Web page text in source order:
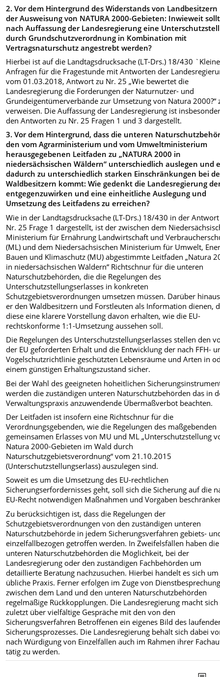
2. Vor dem Hintergrund des Widerstands von Landbesitzern
der Ausweisung von NATURA 2000-Gebieten: Inwieweit
nach Auffassung der Landesregierung eine
durch Grundschutzverordnung in Kombination mit
Vertragsnaturschutz angestrebt werden?
Hierbei ist auf die Landtagsdrucksache (LT-Drs.) 18/430 `Kleine
Anfragen für die Fragestunde mit Antworten der
vom 01.03.2018, Antwort zu Nr. 25 „Wie bewertet die
Landesregierung die Forderungen der Naturnutzer- und
Grundeigentümerverbände zur Umsetzung von Natura 2000?“
verweisen. Die Auffassung der Landesregierung ist
den Antworten zu Nr. 25 Fragen 1 und 3 dargestellt.
3. Vor dem Hintergrund, dass die unteren
den vom Agrarministerium und vom Umweltministerium
herausgegebenen Leitfaden zu „NATURA 2000 in
niedersächsischen Wäldern“ unterschiedlich auslegen und
dadurch zu unterschiedlich starken Einschränkungen bei
Waldbesitzern kommt: Wie gedenkt die Landesregierung
entgegenzuwirken und eine einheitliche Auslegung und
Umsetzung des Leitfadens zu erreichen?
Wie in der Landtagsdrucksache (LT-Drs.) 18/430 in der
Nr. 25 Frage 1 dargestellt, ist der zwischen dem
Ministerium für Ernährung Landwirtschaft und
(ML) und dem Niedersächsischen Ministerium für Umwelt,
Bauen und Klimaschutz (MU) abgestimmte Leitfaden „Natura
in niedersächsischen Wäldern“ Richtschnur für die unteren
Naturschutzbehörden, die die Regelungen des
Unterschutzstellungserlasses in konkreten
Schutzgebietsverordnungen umsetzen müssen. Darüber
er den Waldbesitzern und Forstleuten als Information dienen,
diese eine klarere Vorstellung davon erhalten, wie die EU-
rechtskonforme 1:1-Umsetzung aussehen soll.
Die Regelungen des Unterschutzstellungserlasses stellen den
der EU geforderten Erhalt und die Entwicklung der nach FFH-
Vogelschutzrichtlinie geschützten Lebensräume und Arten in
einem günstigen Erhaltungszustand sicher.
Bei der Wahl des geeigneten hoheitlichen
werden die zuständigen unteren Naturschutzbehörden das in
Verwaltungspraxis anzuwendende Übermaßverbot beachten.
Der Leitfaden ist insofern eine Richtschnur für die
Verordnungsgebenden, wie die Regelungen des maßgebenden
gemeinsamen Erlasses von MU und ML „Unterschutzstellung
Natura 2000-Gebieten im Wald durch
Naturschutzgebietsverordnung“ vom 21.10.2015
(Unterschutzstellungserlass) auszulegen sind.
Soweit es um die Umsetzung des EU-rechtlichen
Sicherungserfordernisses geht, soll sich die Sicherung auf die
EU-Recht notwendigen Maßnahmen und Vorgaben
Zu berücksichtigen ist, dass die Regelungen der
Schutzgebietsverordnungen von den zuständigen unteren
Naturschutzbehörde in jedem Sicherungsverfahren gebiets-
einzelfallbezogen getroffen werden. In Zweifelsfällen haben die
unteren Naturschutzbehörden die Möglichkeit, bei der
Landesregierung oder den zuständigen Fachbehörden um
detaillierte Beratung nachzusuchen. Hierbei handelt es sich
übliche Praxis. Ferner erfolgen im Zuge von
zwischen dem Land und den unteren Naturschutzbehörden
regelmäßige Rückkopplungen. Die Landesregierung macht
zuletzt über vielfältige Gespräche mit den von den
Sicherungsverfahren Betroffenen ein eigenes Bild des
Sicherungsprozesses. Die Landesregierung behält sich dabei
nach Würdigung von Einzelfällen auch im Rahmen ihrer
tätig zu werden.